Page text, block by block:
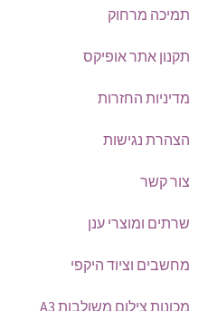
תמיכה מרחוק
תקנון אתר אופיקס
מדיניות החזרות
הצהרת נגישות
צור קשר
שרתים ומוצרי ענן
מחשבים וציוד היקפי
מכונות צילום משולבות A3